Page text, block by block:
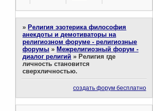
»Религия эзотерика философия
анекдоты и демотиваторы на
религиозном форуме - религиозные
форумы »Межрелигиозный форум -
диалог религий »Религия где
личность становится
сверхличностью.
создать форум бесплатно